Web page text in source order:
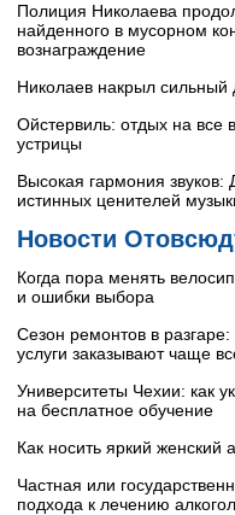
Полиция Николаева
найденного в мусорном
вознаграждение
Николаев накрыл
Ойстервиль: отдых на все
устрицы
Высокая гармония
истинных ценителей
Новости
Когда пора менять
и ошибки выбора
Сезон ремонтов в
услуги заказывают чаще
Университеты Чехии: как
на бесплатное обучение
Как носить яркий
Частная или
подхода к лечению